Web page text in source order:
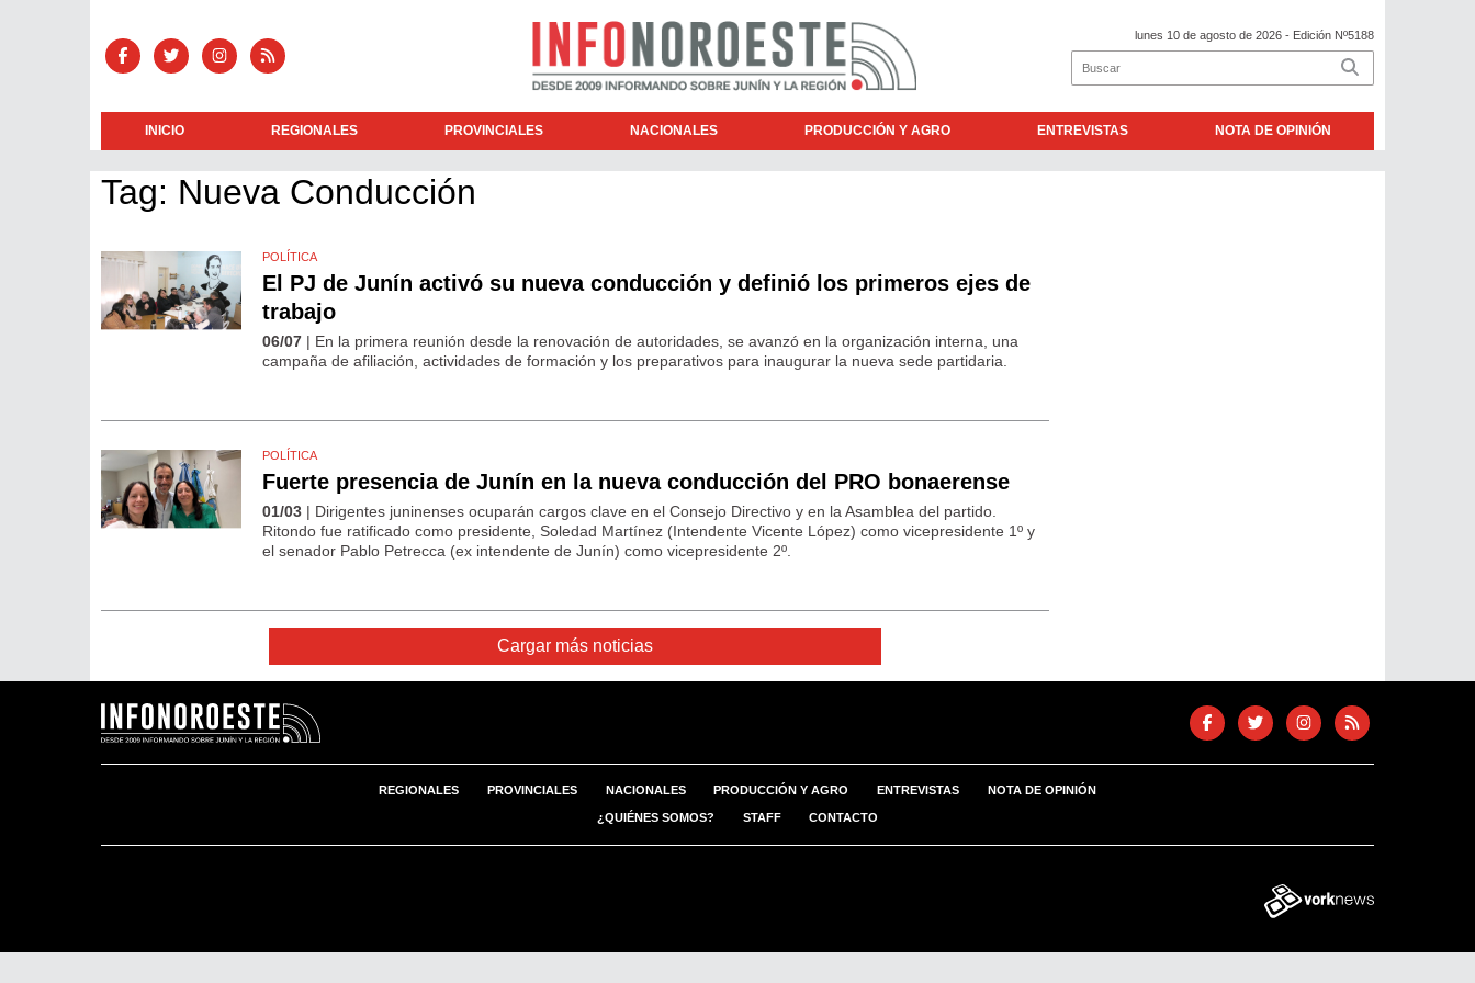
lunes 10 de agosto de 2026 - Edición Nº5188
INICIO REGIONALES PROVINCIALES NACIONALES PRODUCCIÓN Y AGRO ENTREVISTAS NOTA DE OPINIÓN
Tag: Nueva Conducción
POLÍTICA
El PJ de Junín activó su nueva conducción y definió los primeros ejes de
trabajo
06/07 | En la primera reunión desde la renovación de autoridades, se avanzó en la organización interna, una
campaña de afiliación, actividades de formación y los preparativos para inaugurar la nueva sede partidaria.
POLÍTICA
Fuerte presencia de Junín en la nueva conducción del PRO bonaerense
01/03 | Dirigentes juninenses ocuparán cargos clave en el Consejo Directivo y en la Asamblea del partido.
Ritondo fue ratificado como presidente, Soledad Martínez (Intendente Vicente López) como vicepresidente 1º y
el senador Pablo Petrecca (ex intendente de Junín) como vicepresidente 2º.
Cargar más noticias
REGIONALES PROVINCIALES NACIONALES PRODUCCIÓN Y AGRO ENTREVISTAS NOTA DE OPINIÓN
¿QUIÉNES SOMOS? STAFF CONTACTO